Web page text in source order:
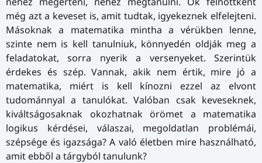
még azt a keveset is, amit tudtak, igyekeznek elfelejteni.
Másoknak a matematika mintha a vérükben lenne,
szinte nem is kell tanulniuk, könnyedén oldják meg a
feladatokat, sorra nyerik a versenyeket. Szerintük
érdekes és szép. Vannak, akik nem értik, mire jó a
matematika, miért is kell kínozni ezzel az elvont
tudománnyal a tanulókat. Valóban csak keveseknek,
kiváltságosaknak okozhatnak örömet a matematika
logikus kérdései, válaszai, megoldatlan problémái,
szépsége és igazsága? A való életben mire használható,
amit ebből a tárgyból tanulunk?